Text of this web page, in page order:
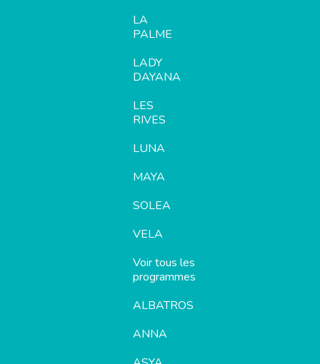
LA
PALME
LADY
DAYANA
LES
RIVES
LUNA
MAYA
SOLEA
VELA
Voir tous les
programmes
ALBATROS
ANNA